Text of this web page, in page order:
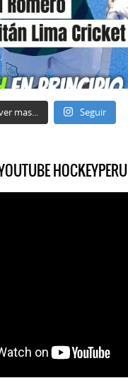
mas... Seguir
HOCKEYPERU